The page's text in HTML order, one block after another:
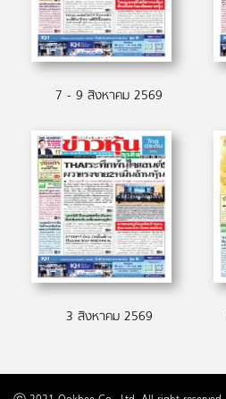
7 - 9 สิงหาคม 2569
3 สิงหาคม 2569